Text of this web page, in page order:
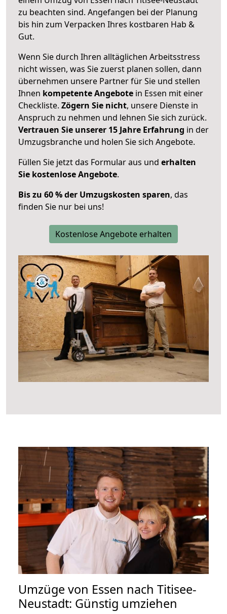
zu beachten sind. Angefangen bei der Planung
bis hin zum Verpacken Ihres kostbaren Hab &
Gut.
Wenn Sie durch Ihren alltäglichen Arbeitsstress
nicht wissen, was Sie zuerst planen sollen, dann
übernehmen unsere Partner für Sie und stellen
Ihnen kompetente Angebote in Essen mit einer
Checkliste. Zögern Sie nicht, unsere Dienste in
Anspruch zu nehmen und lehnen Sie sich zurück.
Vertrauen Sie unserer 15 Jahre Erfahrung in der
Umzugsbranche und holen Sie sich Angebote.
Füllen Sie jetzt das Formular aus und erhalten
Sie kostenlose Angebote.
Bis zu 60 % der Umzugskosten sparen, das
finden Sie nur bei uns!
Kostenlose Angebote erhalten
Umzüge von Essen nach Titisee-
Neustadt: Günstig umziehen